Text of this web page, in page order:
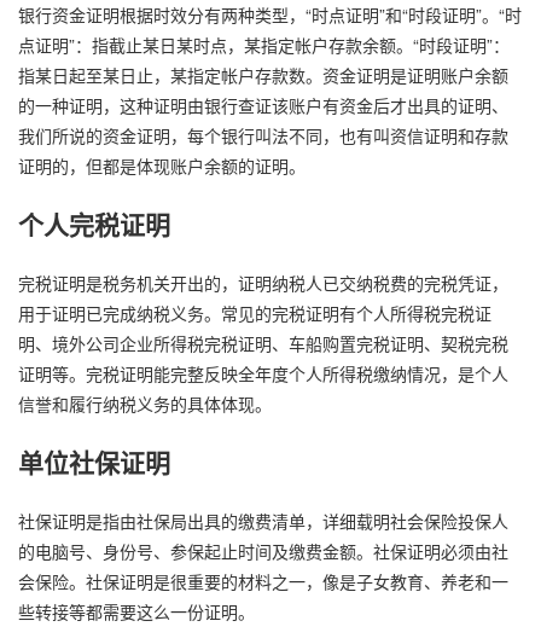
银行资金证明根据时效分有两种类型，“时点证明”和“时段证明”。“时
点证明”：指截止某日某时点，某指定帐户存款余额。“时段证明”：
指某日起至某日止，某指定帐户存款数。资金证明是证明账户余额
的一种证明，这种证明由银行查证该账户有资金后才出具的证明、
我们所说的资金证明，每个银行叫法不同，也有叫资信证明和存款
证明的，但都是体现账户余额的证明。
个人完税证明
完税证明是税务机关开出的，证明纳税人已交纳税费的完税凭证，
用于证明已完成纳税义务。常见的完税证明有个人所得税完税证
明、境外公司企业所得税完税证明、车船购置完税证明、契税完税
证明等。完税证明能完整反映全年度个人所得税缴纳情况，是个人
信誉和履行纳税义务的具体体现。
单位社保证明
社保证明是指由社保局出具的缴费清单，详细载明社会保险投保人
的电脑号、身份号、参保起止时间及缴费金额。社保证明必须由社
会保险。社保证明是很重要的材料之一，像是子女教育、养老和一
些转接等都需要这么一份证明。